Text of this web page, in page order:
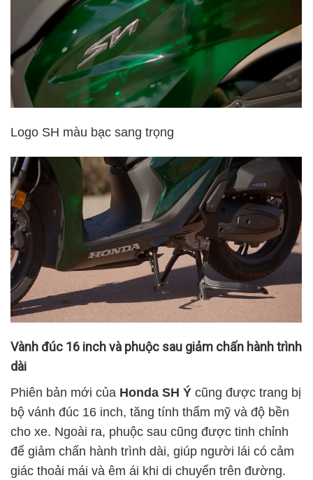
Logo SH màu bạc sang trọng
Vành đúc 16 inch và phuộc sau giảm chấn hành trình
dài
Phiên bản mới của Honda SH Ý cũng được trang bị
bộ vánh đúc 16 inch, tăng tính thẩm mỹ và độ bền
cho xe. Ngoài ra, phuộc sau cũng được tinh chỉnh
để giảm chấn hành trình dài, giúp người lái có cảm
giác thoải mái và êm ái khi di chuyển trên đường.